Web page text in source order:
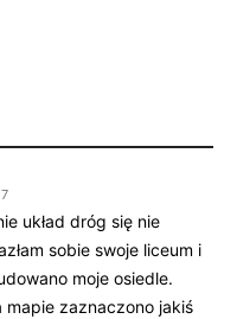
układ dróg się nie
sobie swoje liceum i
moje osiedle.
zaznaczono jakiś